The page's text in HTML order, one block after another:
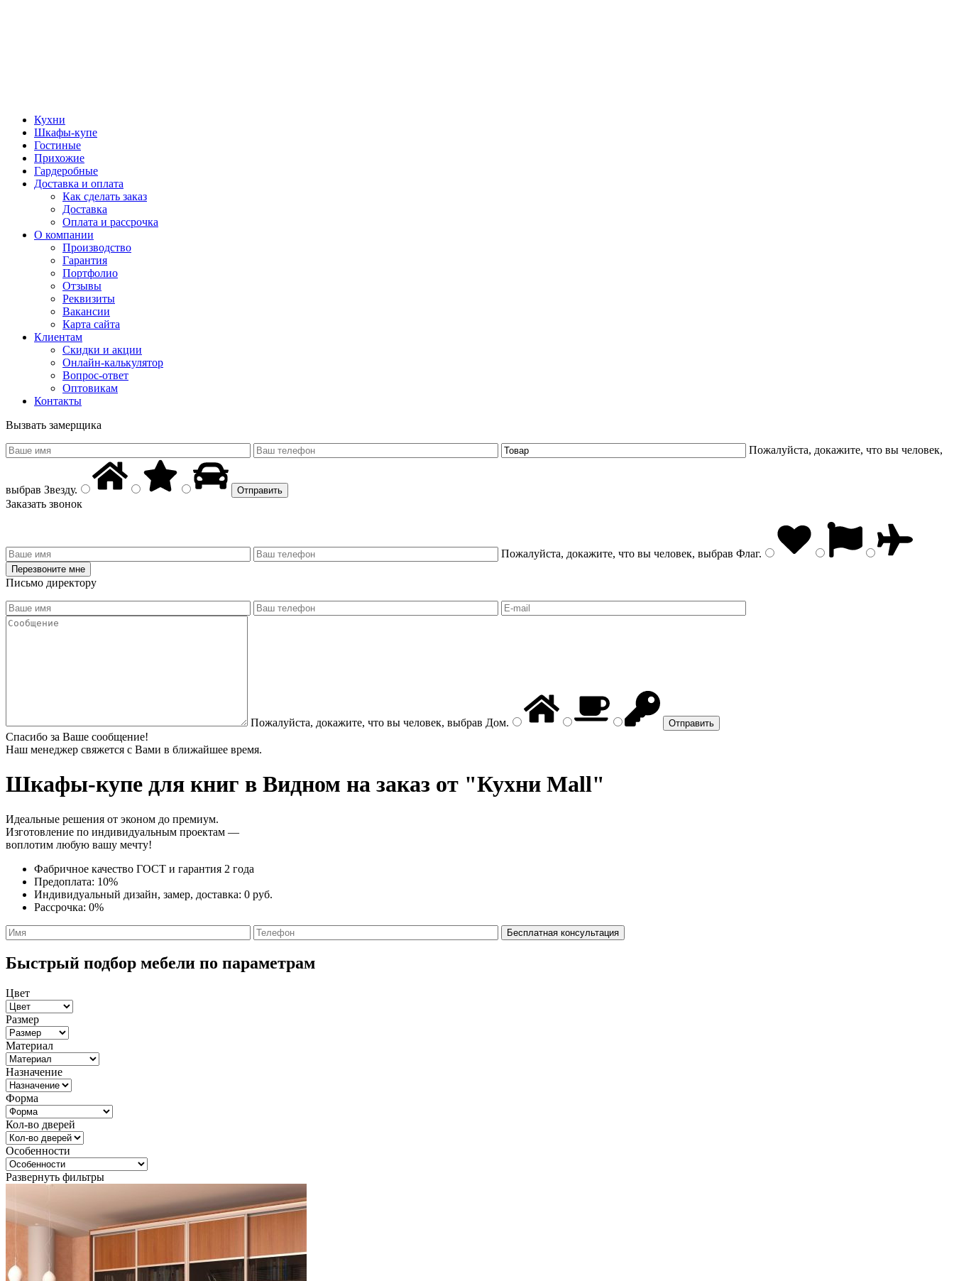
Кухни
Шкафы-купе
Гостиные
Прихожие
Гардеробные
Доставка и оплата
Как сделать заказ
Доставка
Оплата и рассрочка
О компании
Производство
Гарантия
Портфолио
Отзывы
Реквизиты
Вакансии
Карта сайта
Клиентам
Скидки и акции
Онлайн-калькулятор
Вопрос-ответ
Оптовикам
Контакты
Вызвать замерщика
Пожалуйста, докажите, что вы человек,
выбрав Звезду.
Заказать звонок
Пожалуйста, докажите, что вы человек, выбрав Флаг.
Письмо директору
Пожалуйста, докажите, что вы человек, выбрав Дом.
Спасибо за Ваше сообщение!
Наш менеджер свяжется с Вами в ближайшее время.
Шкафы-купе для книг в Видном на заказ от "Кухни Mall"
Идеальные решения от эконом до премиум.
Изготовление по индивидуальным проектам —
воплотим любую вашу мечту!
Фабричное качество ГОСТ и гарантия 2 года
Предоплата: 10%
Индивидуальный дизайн, замер, доставка: 0 руб.
Рассрочка: 0%
Быстрый подбор мебели по параметрам
Цвет
Размер
Материал
Назначение
Форма
Кол-во дверей
Особенности
Развернуть фильтры